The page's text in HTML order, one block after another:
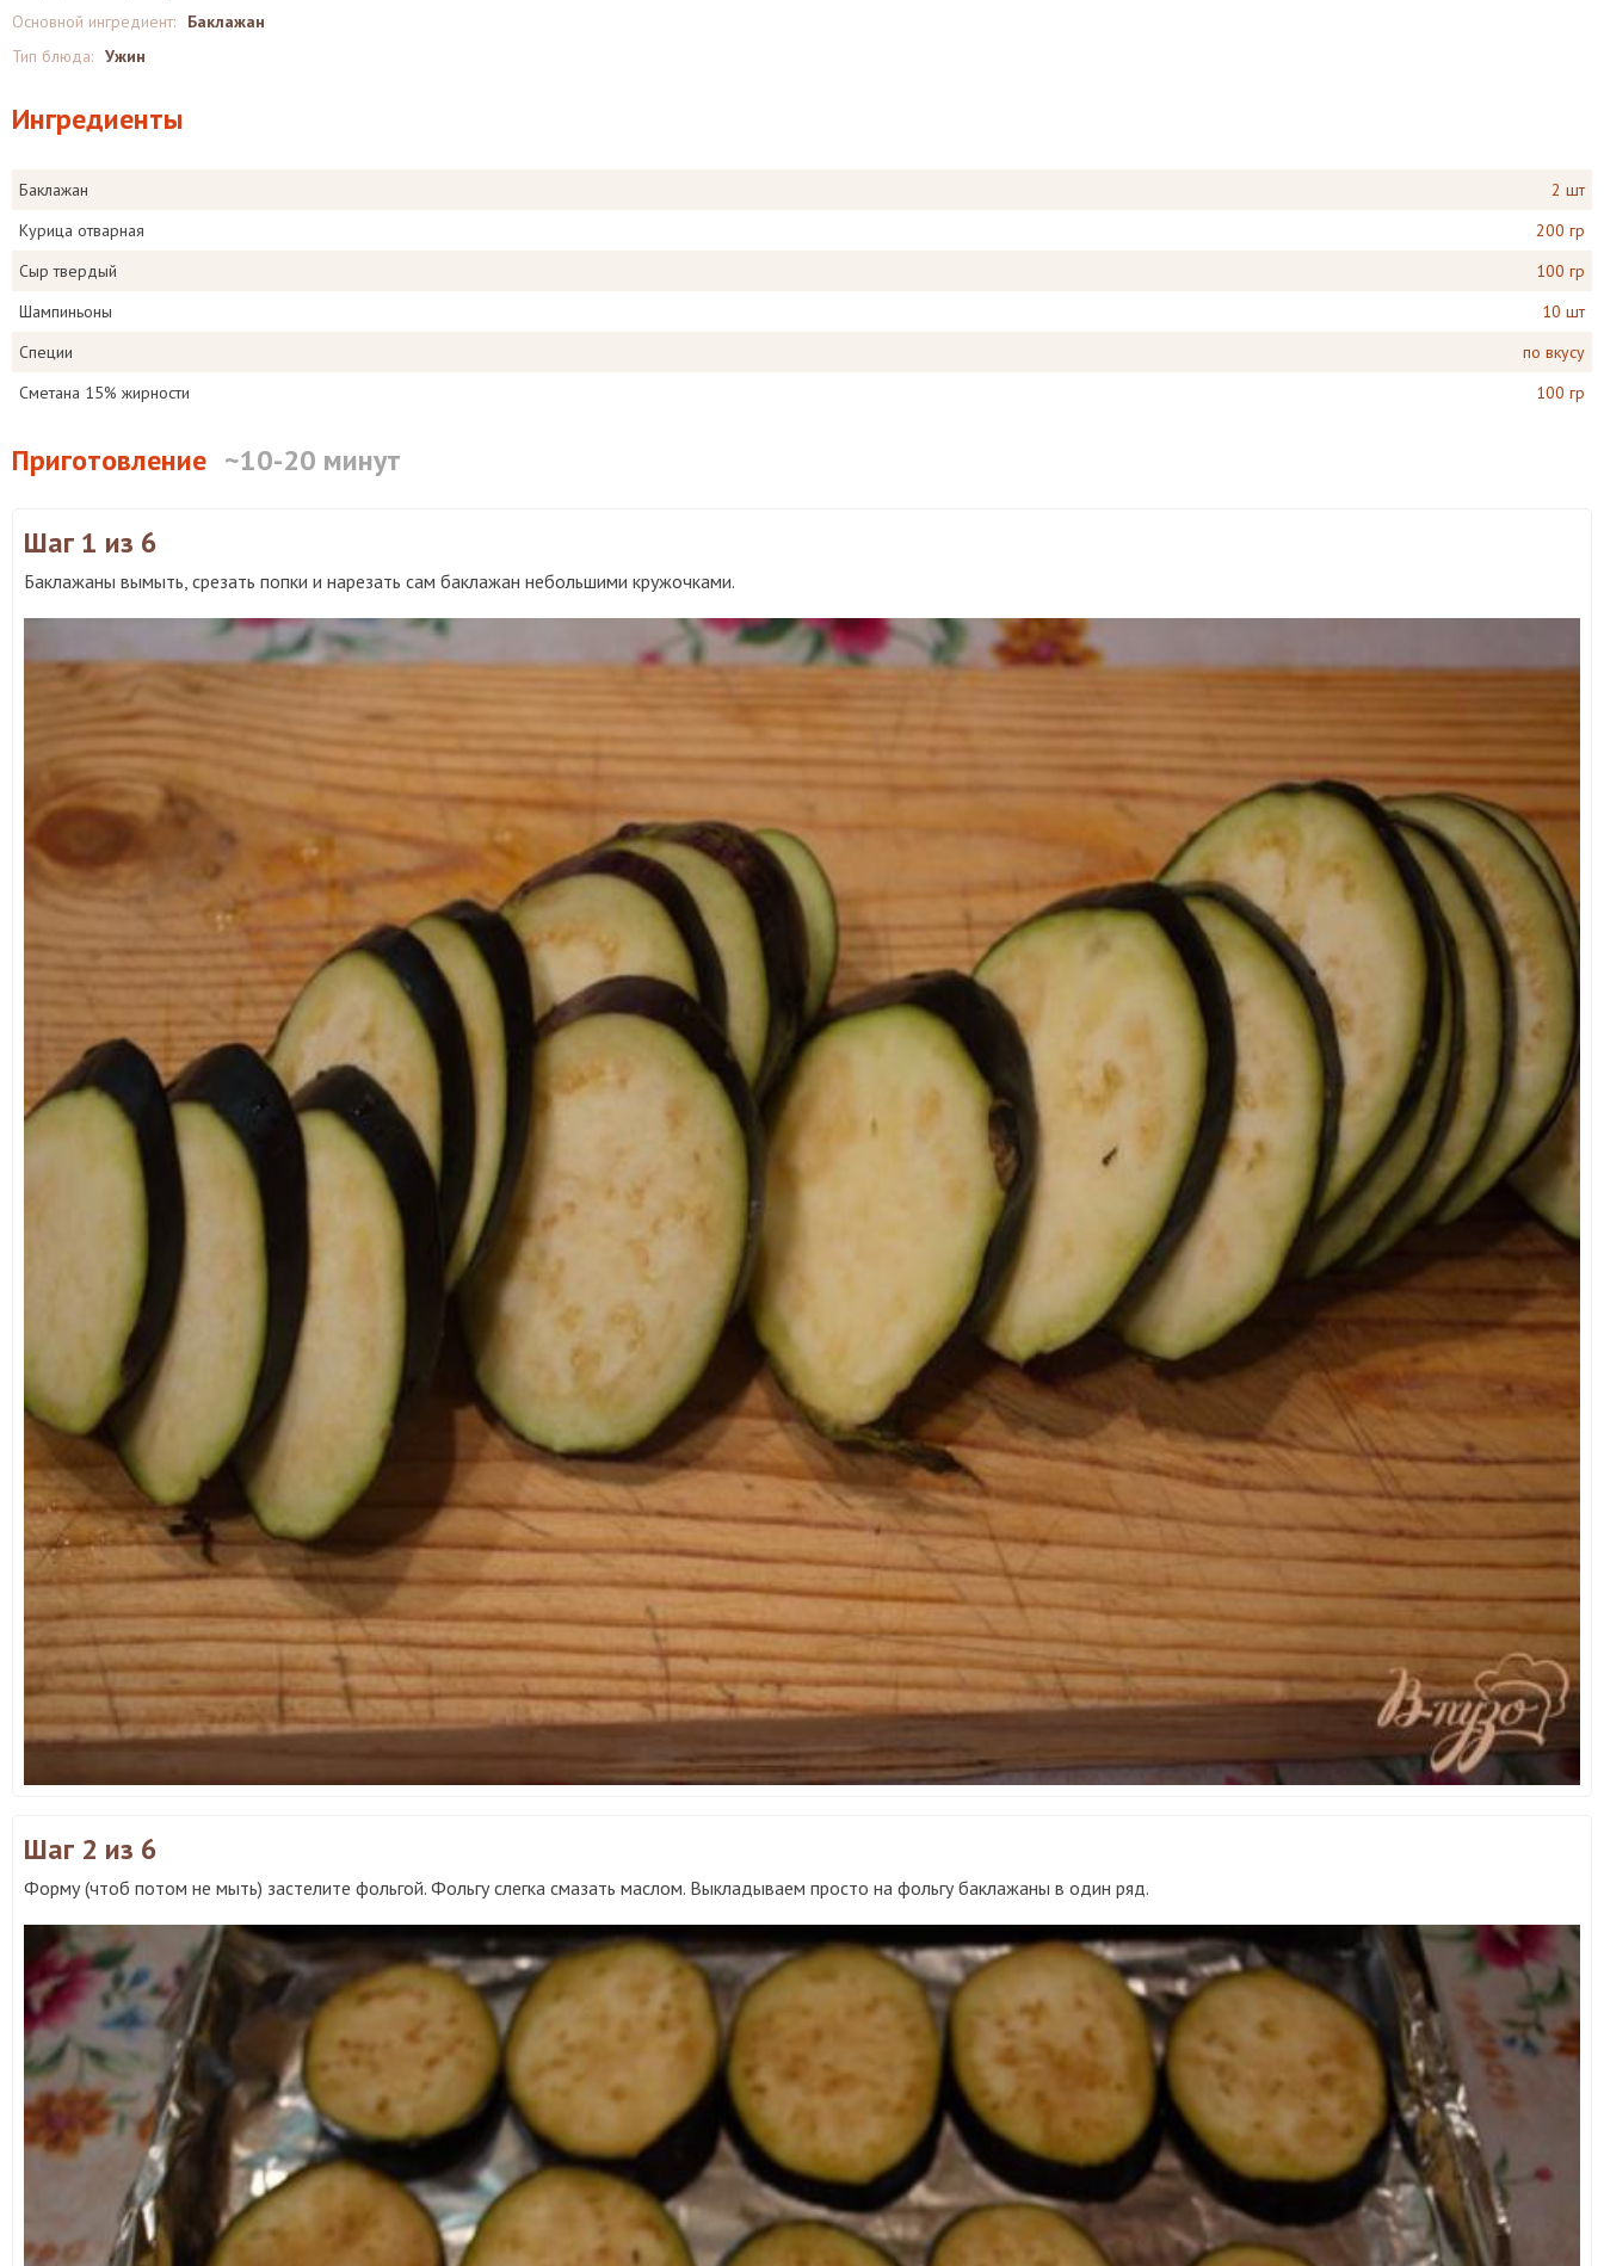
Основной ингредиент:
Баклажан
Тип блюда: Ужин
Ингредиенты
Баклажан
2 шт
Курица отварная
200 гр
Сыр твердый
100 гр
Шампиньоны
10 шт
Специи
по вкусу
Сметана 15% жирности
100 гр
Приготовление ~10-20 минут
Шаг 1 из 6
Баклажаны вымыть, срезать попки и нарезать сам баклажан небольшими кружочками.
Шаг 2 из 6
Форму (чтоб потом не мыть) застелите фольгой. Фольгу слегка смазать маслом. Выкладываем просто на фольгу баклажаны в один ряд.